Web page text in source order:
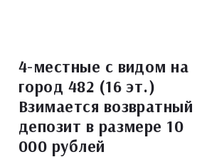
4-местные с видом на
город 482 (16 эт.)
Взимается возвратный
депозит в размере 10
000 рублей